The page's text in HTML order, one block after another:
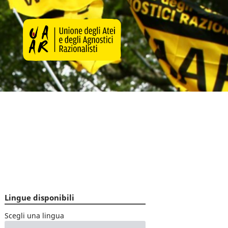
Lingue disponibili
Scegli una lingua